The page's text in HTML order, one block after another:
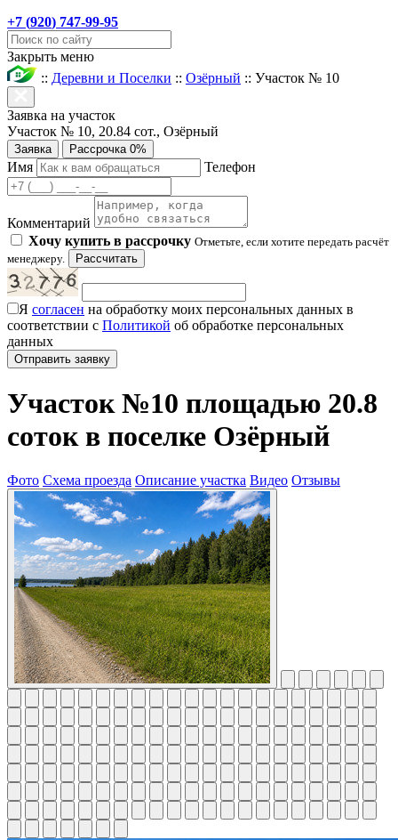
+7 (920) 747-99-95
Закрыть меню
:: Деревни и Поселки :: Озёрный :: Участок № 10
Заявка на участок
Участок № 10, 20.84 сот., Озёрный
Заявка Рассрочка 0%
Имя Телефон
Комментарий
Хочу купить в рассрочку Отметьте, если хотите передать расчёт
менеджеру.
Рассчитать
Я согласен на обработку моих персональных данных в
соответствии с Политикой об обработке персональных
данных
Участок №10 площадью 20.8
соток в поселке Озёрный
Фото Схема проезда Описание участка Видео Отзывы